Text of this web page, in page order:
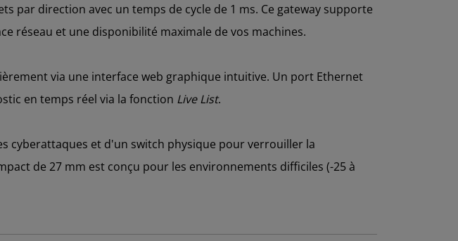
par direction avec un temps de cycle de 1 ms. Ce gateway supporte
réseau et une disponibilité maximale de vos machines.
via une interface web graphique intuitive. Un port Ethernet
en temps réel via la fonction Live List.
cyberattaques et d'un switch physique pour verrouiller la
de 27 mm est conçu pour les environnements difficiles (-25 à